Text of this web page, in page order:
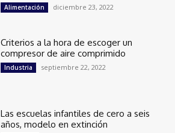
Alimentación diciembre 23, 2022
Criterios a la hora de escoger un
compresor de aire comprimido
Industria septiembre 22, 2022
Las escuelas infantiles de cero a seis
años, modelo en extinción